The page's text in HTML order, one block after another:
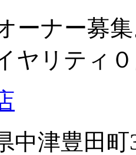
ーナー募
ヤリティ
中津豊田